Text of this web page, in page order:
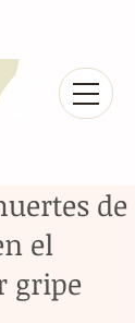
de
el
gripe